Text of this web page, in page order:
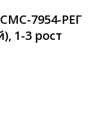
7954-РЕГ
1-3 рост